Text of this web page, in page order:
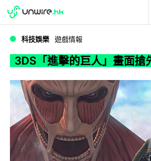
3DS「進擊的巨人」畫面搶
WWDC 2026
科技娛樂 遊戲情報
3DS「進擊的巨人」畫面搶